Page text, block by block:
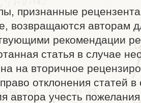
признанные
возвращаются авторам
рекомендации
статья в случае
на вторичное
отклонения статей
автора учесть